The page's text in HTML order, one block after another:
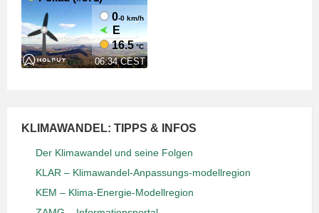
KLIMAWANDEL: TIPPS & INFOS
Der Klimawandel und seine Folgen
KLAR – Klimawandel-Anpassungs-modellregion
KEM – Klima-Energie-Modellregion